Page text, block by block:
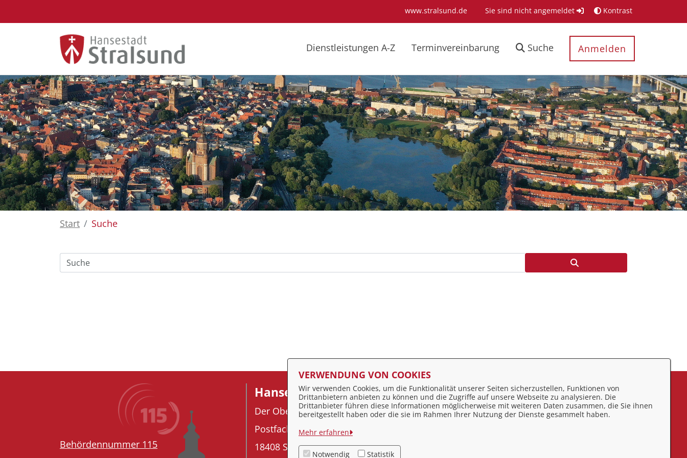
www.stralsund.de Sie sind nicht angemeldet Kontrast
Dienstleistungen A-Z Terminvereinbarung Suche Anmelden
Start Suche
Behördennummer 115
Hansestadt Stralsund
Der Oberbürgermeister
Postfach 2145
18408 Stralsund
Feedback
Impressum
VERWENDUNG VON COOKIES
Wir verwenden Cookies, um die Funktionalität unserer Seiten sicherzustellen, Funktionen von
Drittanbietern anbieten zu können und die Zugriffe auf unsere Webseite zu analysieren. Die
Drittanbieter führen diese Informationen möglicherweise mit weiteren Daten zusammen, die Sie ihnen
bereitgestellt haben oder die sie im Rahmen Ihrer Nutzung der Dienste gesammelt haben.
Mehr erfahren
Notwendig Statistik